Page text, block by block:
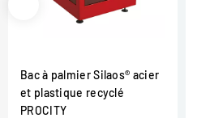
Bac à palmier Silaos® acier
et plastique recyclé
PROCITY